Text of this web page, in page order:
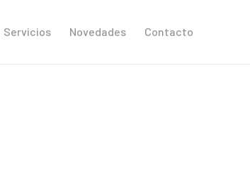
Servicios Novedades Contacto